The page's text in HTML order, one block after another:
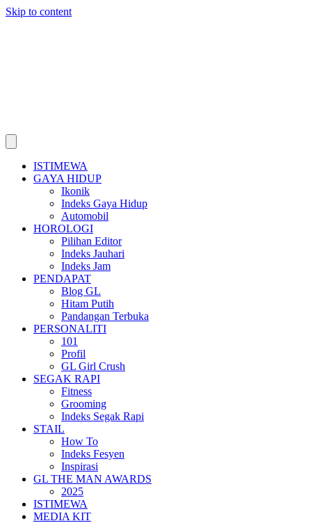
Skip to content
ISTIMEWA
GAYA HIDUP
Ikonik
Indeks Gaya Hidup
Automobil
HOROLOGI
Pilihan Editor
Indeks Jauhari
Indeks Jam
PENDAPAT
Blog GL
Hitam Putih
Pandangan Terbuka
PERSONALITI
101
Profil
GL Girl Crush
SEGAK RAPI
Fitness
Grooming
Indeks Segak Rapi
STAIL
How To
Indeks Fesyen
Inspirasi
GL THE MAN AWARDS
2025
ISTIMEWA
MEDIA KIT